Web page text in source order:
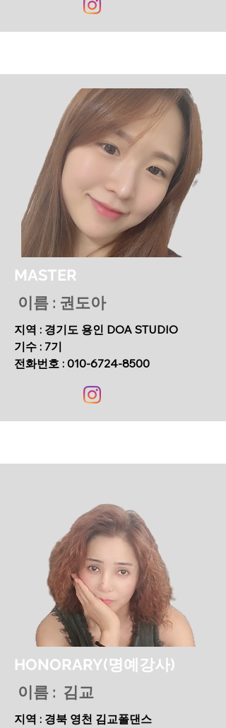
MASTER
이름 : 권도아
지역 : 경기도 용인 DOA STUDIO
기수 : 7기
​전화번호 : 010-6724-8500
HONORARY(명예강사)
이름 : 김교
지역 : 경북 영천 김교폴댄스